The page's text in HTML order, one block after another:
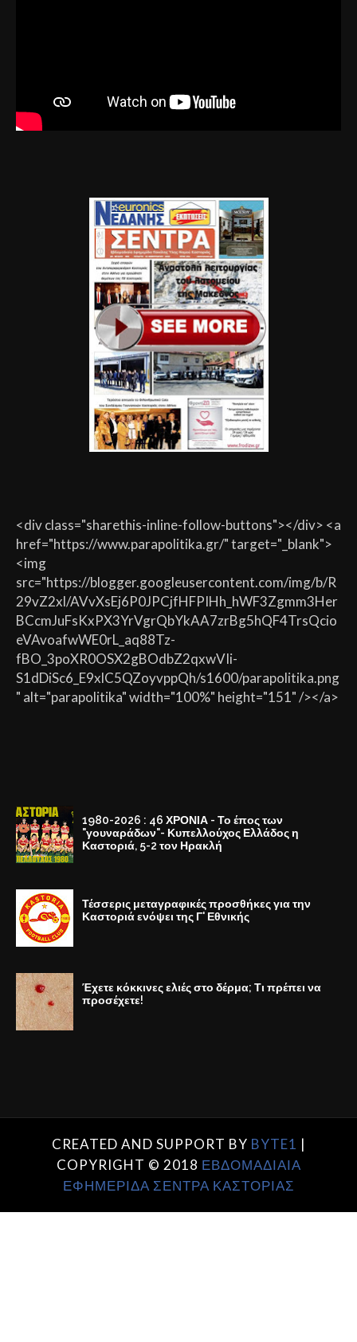
<div class="sharethis-inline-follow-buttons"></div> <a
href="https://www.parapolitika.gr/" target="_blank">
<img
src="https://blogger.googleusercontent.com/img/b/R
29vZ2xl/AVvXsEj6P0JPCjfHFPIHh_hWF3Zgmm3Her
BCcmJuFsKxPX3YrVgrQbYkAA7zrBg5hQF4TrsQcio
eVAvoafwWE0rL_aq88Tz-
fBO_3poXR0OSX2gBOdbZ2qxwVIi-
S1dDiSc6_E9xlC5QZoyvppQh/s1600/parapolitika.png
" alt="parapolitika" width="100%" height="151" /></a>
1980-2026 : 46 ΧΡΟΝΙΑ - Το έπος των
"γουναράδων"- Κυπελλούχος Ελλάδος η
Καστοριά, 5-2 τον Ηρακλή
Τέσσερις μεταγραφικές προσθήκες για την
Καστοριά ενόψει της Γ' Εθνικής
Έχετε κόκκινες ελιές στο δέρμα; Τι πρέπει να
προσέχετε!
CREATED AND SUPPORT BY BYTE1 |
COPYRIGHT © 2018 ΕΒΔΟΜΑΔΙΑΙΑ
ΕΦΗΜΕΡΙΔΑ ΣΕΝΤΡΑ ΚΑΣΤΟΡΙΑΣ